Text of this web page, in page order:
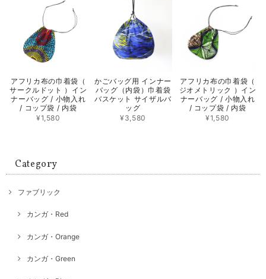
アフリカ布の巾着袋（
サークルドット ）イン
ナーバッグ / 小物入れ
/ コップ袋 / 内袋
¥1,580
かごバッグ用 インナー
バッグ（内袋）巾着袋
バスケット サイザルバ
ッグ
¥3,580
アフリカ布の巾着袋（
ジオメトリック ）イン
ナーバッグ / 小物入れ
/ コップ袋 / 内袋
¥1,580
Category
ファブリック
カンガ・Red
カンガ・Orange
カンガ・Green